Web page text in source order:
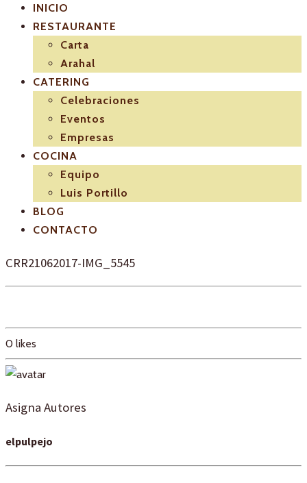
INICIO
RESTAURANTE
Carta
Arahal
CATERING
Celebraciones
Eventos
Empresas
COCINA
Equipo
Luis Portillo
BLOG
CONTACTO
CRR21062017-IMG_5545
0 likes
Asigna Autores
elpulpejo